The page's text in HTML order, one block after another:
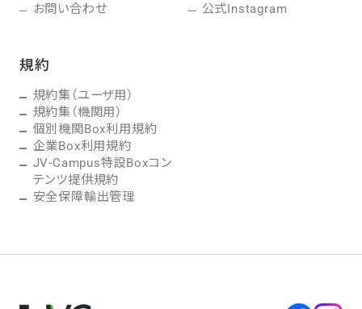
お問い合わせ
公式Instagram
規約
規約集（ユーザ用）
規約集（機関用）
個別機関Box利用規約
企業Box利用規約
JV-Campus特設Boxコン
テンツ提供規約
安全保障輸出管理